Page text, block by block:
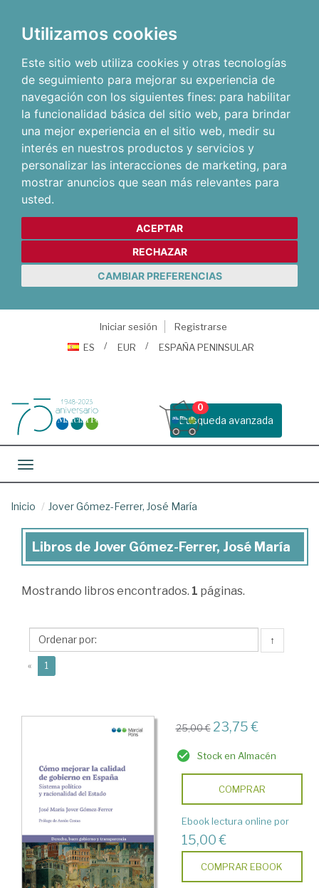
Utilizamos cookies
Este sitio web utiliza cookies y otras tecnologías
de seguimiento para mejorar su experiencia de
navegación con los siguientes fines: para habilitar
la funcionalidad básica del sitio web, para brindar
una mejor experiencia en el sitio web, medir su
interés en nuestros productos y servicios y
personalizar las interacciones de marketing, para
mostrar anuncios que sean más relevantes para
usted.
ACEPTAR
RECHAZAR
CAMBIAR PREFERENCIAS
Iniciar sesión
Registrarse
ES
EUR ESPAÑA PENINSULAR
Busqueda avanzada
0
Toggle navigation
Inicio Jover Gómez-Ferrer, José María
Libros
Jover
Ferrer,
José
Libros de Jover Gómez-Ferrer, José María
Mostrando libros encontrados. 1 páginas.
↑
« 1
25,00 € 23,75 €
Stock en Almacén
COMPRAR
Ebook lectura online por
15,00 €
COMPRAR EBOOK